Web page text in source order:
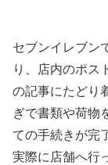
セブンイレブン
り、店内のポス
の記事にたどり
ぎで書類や荷物
ての手続きが完
実際に店舗へ行